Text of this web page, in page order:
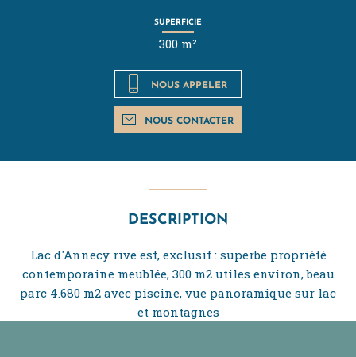
SUPERFICIE
300 m²
NOUS APPELER
NOUS CONTACTER
DESCRIPTION
Lac d'Annecy rive est, exclusif : superbe propriété
contemporaine meublée, 300 m2 utiles environ, beau
parc 4.680 m2 avec piscine, vue panoramique sur lac
et montagnes